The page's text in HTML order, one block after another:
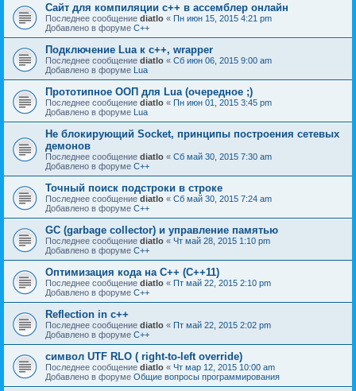
Сайт для компиляции c++ в ассемблер онлайн
Последнее сообщение diatlo « Пн июн 15, 2015 4:21 pm
Добавлено в форуме C++
Подключение Lua к c++, wrapper
Последнее сообщение diatlo « Сб июн 06, 2015 9:00 am
Добавлено в форуме Lua
Прототипное ООП для Lua (очередное ;)
Последнее сообщение diatlo « Пн июн 01, 2015 3:45 pm
Добавлено в форуме Lua
Не блокирующий Socket, принципы построения сетевых
демонов
Последнее сообщение diatlo « Сб май 30, 2015 7:30 am
Добавлено в форуме C++
Точный поиск подстроки в строке
Последнее сообщение diatlo « Сб май 30, 2015 7:24 am
Добавлено в форуме C++
GC (garbage collector) и управление памятью
Последнее сообщение diatlo « Чт май 28, 2015 1:10 pm
Добавлено в форуме C++
Оптимизация кода на C++ (C++11)
Последнее сообщение diatlo « Пт май 22, 2015 2:10 pm
Добавлено в форуме C++
Reflection in с++
Последнее сообщение diatlo « Пт май 22, 2015 2:02 pm
Добавлено в форуме C++
символ UTF RLO ( right-to-left override)
Последнее сообщение diatlo « Чт мар 12, 2015 10:00 am
Добавлено в форуме Общие вопросы программирования